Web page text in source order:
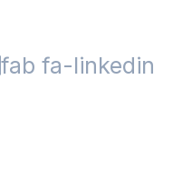
fab fa-linkedin